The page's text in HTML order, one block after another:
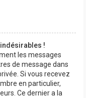
!
les messages
de message dans
Si vous recevez
en particulier,
Ce dernier a la